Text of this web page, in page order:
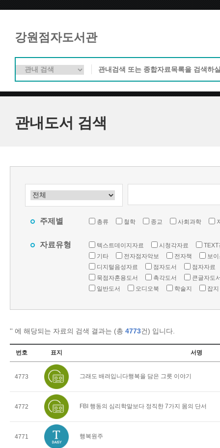
강원점자도서관
관내도서 검색
주제별 총류 철학 종교 사회과학
자료유형 텍스트데이지자료 시청각자료
TEXT
기타
전자점자악보 전자책
보
디지털음성자료
점자도서
점자자료
묵점자혼용도서
촉각도서
큰글자도
일반도서
오디오북 학술지 잡지
'' 에 해당되는 자료의 검색 결과는 (총 4773건) 입니다.
번호 표지 서명
4773 그래도 배려입니다행복을 담은 그릇 이야기
4772 FBI 행동의 심리학말보다 정직한 7가지 몸의 단서
4771 행복원주